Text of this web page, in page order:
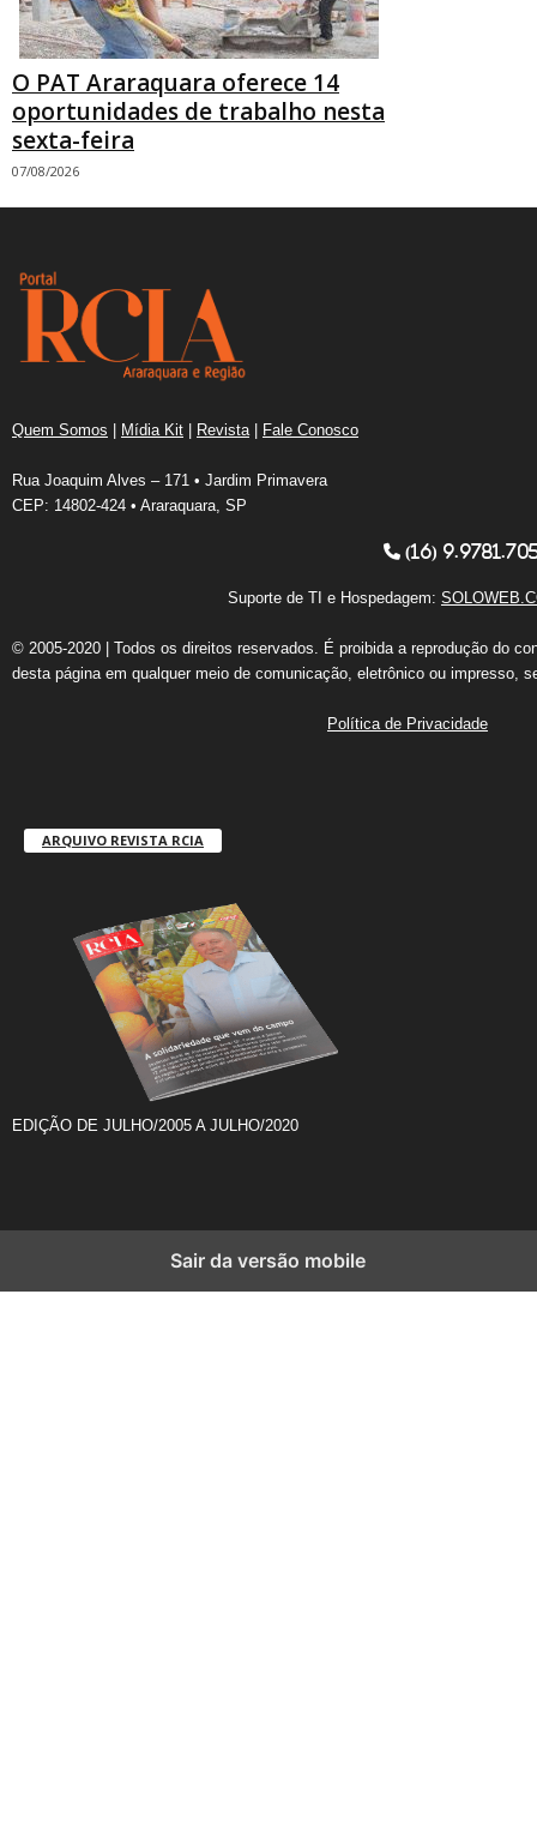
O PAT Araraquara oferece 14
oportunidades de trabalho nesta
sexta-feira
07/08/2026
Quem Somos | Mídia Kit | Revista | Fale Conosco
Rua Joaquim Alves – 171 • Jardim Primavera
CEP: 14802-424 • Araraquara, SP
(16)
Suporte de TI e Hospedagem:
© 2005-2020 | Todos os direitos reservados. É proibida a reprodução do
desta página em qualquer meio de comunicação, eletrônico ou impresso,
Política de Privacidade
ARQUIVO REVISTA RCIA
EDIÇÃO DE JULHO/2005 A JULHO/2020
Sair da versão mobile